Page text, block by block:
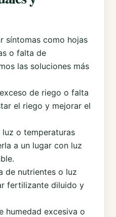
síntomas como hojas
o falta de
las soluciones más
de riego o falta
el riego y mejorar el
o temperaturas
a un lugar con luz
de nutrientes o luz
fertilizante diluido y
humedad excesiva o